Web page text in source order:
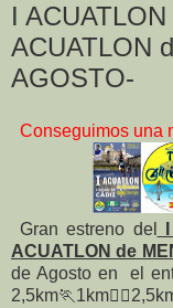
I
ACUATLON
AGOSTO-
Conseguimos una
Gran estreno del
ACUATLON de
de Agosto en el